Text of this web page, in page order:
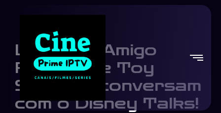
Lilypad e Amigo
Rolinho de Toy
Story 5, conversam
com o Disney Talks!